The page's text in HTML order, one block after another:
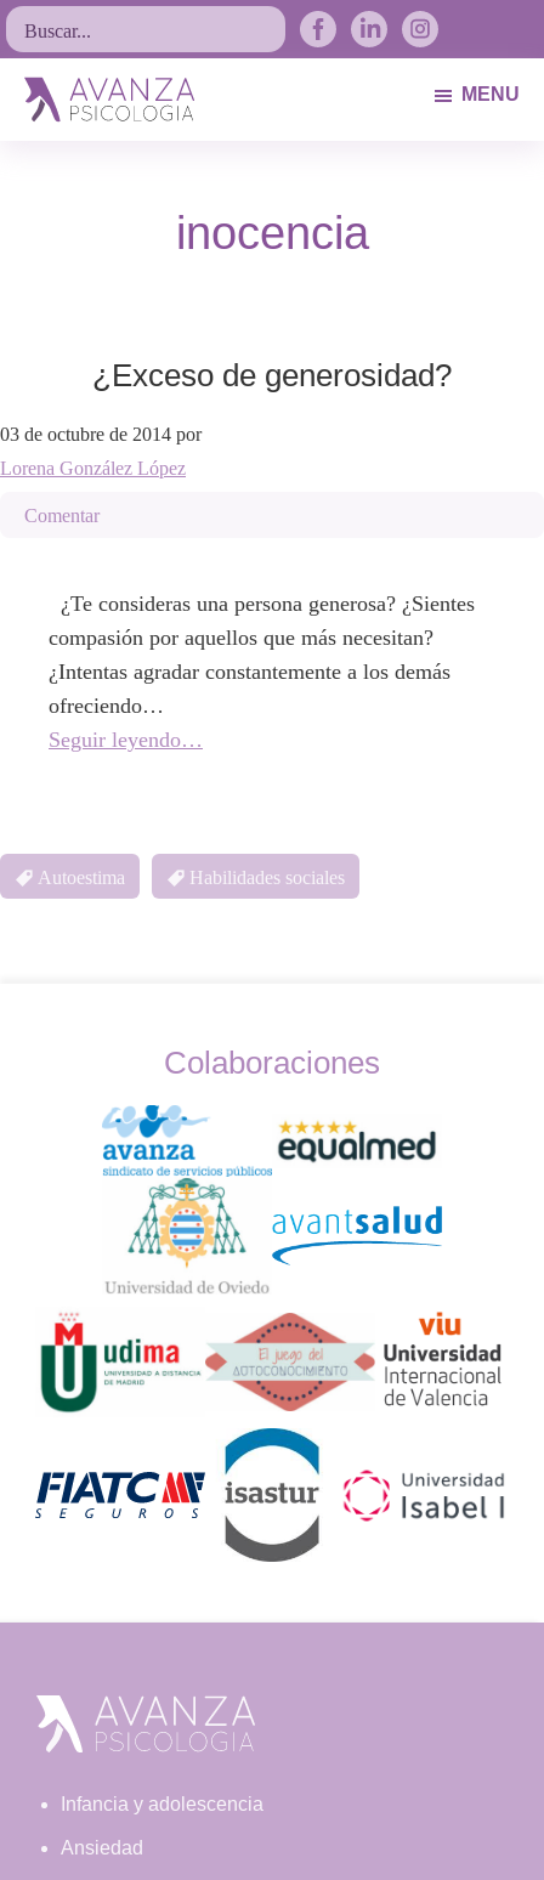
Saltar
a
navegación
Saltar
al
contenido
principal
Saltar
al
pie
Buscar...
MENU
inocencia
¿Exceso de generosidad?
03 de octubre de 2014 por
Lorena González López
Comentar
¿Te consideras una persona generosa? ¿Sientes
compasión por aquellos que más necesitan?
¿Intentas agradar constantemente a los demás
ofreciendo…
Seguir leyendo…
Autoestima Habilidades sociales
Widget
Logos
Colaboraciones
Footer
Infancia y adolescencia
Ansiedad